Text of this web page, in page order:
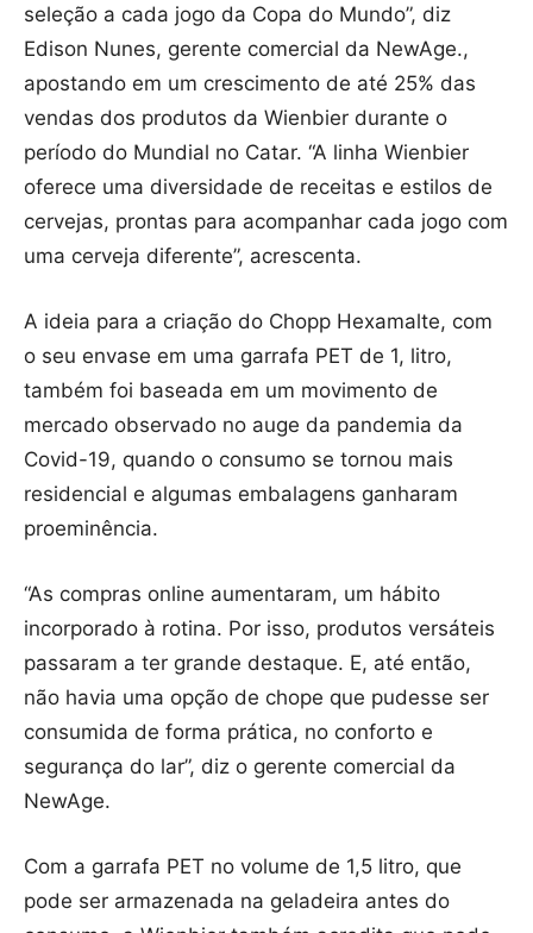
seleção a cada jogo da Copa do Mundo”, diz
Edison Nunes, gerente comercial da NewAge.,
apostando em um crescimento de até 25% das
vendas dos produtos da Wienbier durante o
período do Mundial no Catar. “A linha Wienbier
oferece uma diversidade de receitas e estilos de
cervejas, prontas para acompanhar cada jogo com
uma cerveja diferente”, acrescenta.
A ideia para a criação do Chopp Hexamalte, com
o seu envase em uma garrafa PET de 1, litro,
também foi baseada em um movimento de
mercado observado no auge da pandemia da
Covid-19, quando o consumo se tornou mais
residencial e algumas embalagens ganharam
proeminência.
“As compras online aumentaram, um hábito
incorporado à rotina. Por isso, produtos versáteis
passaram a ter grande destaque. E, até então,
não havia uma opção de chope que pudesse ser
consumida de forma prática, no conforto e
segurança do lar”, diz o gerente comercial da
NewAge.
Com a garrafa PET no volume de 1,5 litro, que
pode ser armazenada na geladeira antes do